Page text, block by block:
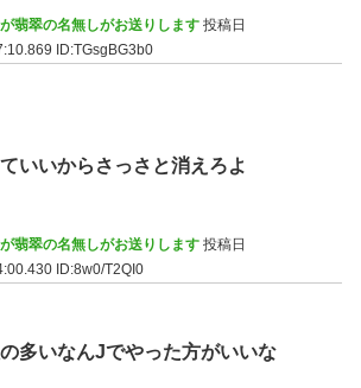
翡翠の名無しがお送りします 投稿日
ID:TGsgBG3b0
いいからさっさと消えろよ
翡翠の名無しがお送りします 投稿日
ID:8w0/T2QI0
多いなんJでやった方がいいな